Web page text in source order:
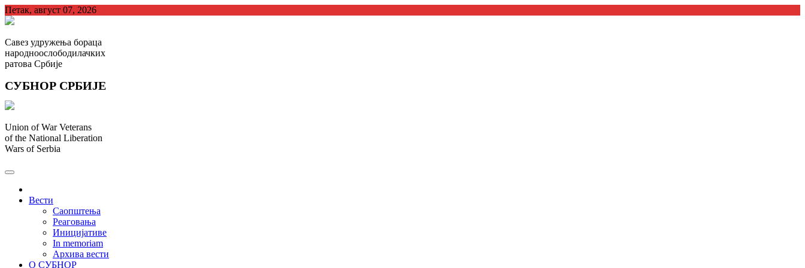
Skip
to
Петак, август 07, 2026
Савез удружења бораца
народноослободилачких
ратова Србије
СУБНОР СРБИЈЕ
Union of War Veterans
of the National Liberation
Wars of Serbia
Вести
Саопштења
Реаговања
Иницијативе
In memoriam
Архива вести
О СУБНОР